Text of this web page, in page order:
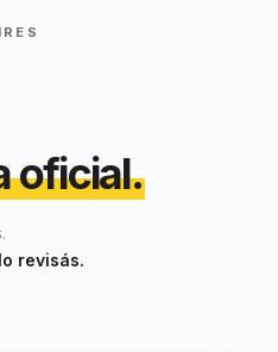
oficial.
revisás.